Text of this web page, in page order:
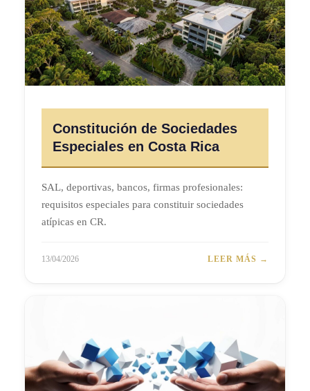
Constitución de Sociedades
Especiales en Costa Rica
SAL, deportivas, bancos, firmas profesionales:
requisitos especiales para constituir sociedades
atípicas en CR.
13/04/2026 LEER MÁS →